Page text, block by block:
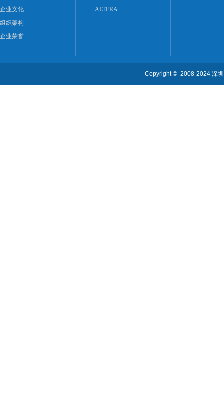
企业文化
组织架构
企业荣誉
ALTERA
Copyright © 2008-2024 深